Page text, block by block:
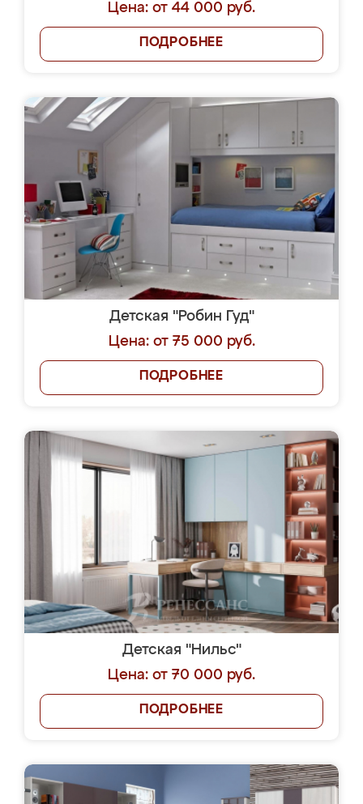
Цена: от 44 000 руб.
ПОДРОБНЕЕ
Детская "Робин Гуд"
Цена: от 75 000 руб.
ПОДРОБНЕЕ
Детская "Нильс"
Цена: от 70 000 руб.
ПОДРОБНЕЕ